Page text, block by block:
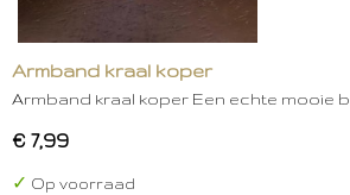
Armband kraal koper
Armband kraal koper Een echte mooie
€ 7,99
✓ Op voorraad